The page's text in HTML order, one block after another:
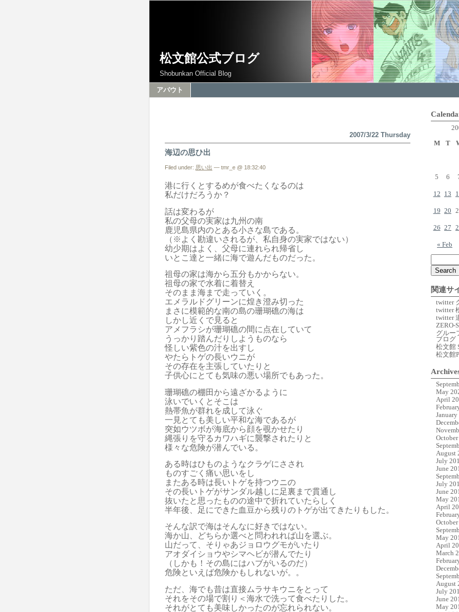
松文館公式ブログ
Shobunkan Official Blog
アバウト
2007/3/22 Thursday
海辺の思ひ出
Filed under: 思い出 — tmr_e @ 18:32:40
港に行くとするめが食べたくなるのは
私だけだろうか？
話は変わるが
私の父母の実家は九州の南
鹿児島県内のとある小さな島である。
（※よく勘違いされるが、私自身の実家ではない）
幼少期はよく、父母に連れられ帰省し
いとこ達と一緒に海で遊んだものだった。
祖母の家は海から五分もかからない。
祖母の家で水着に着替え
そのまま海まで走っていく。
エメラルドグリーンに煌き澄み切った
まさに模範的な南の島の珊瑚礁の海は
しかし近くで見ると
アメフラシが珊瑚礁の間に点在していて
うっかり踏んだりしようものなら
怪しい紫色の汁を出すし
やたらトゲの長いウニが
その存在を主張していたりと
子供心にとても気味の悪い場所でもあった。
珊瑚礁の棚田から遠ざかるように
泳いでいくとそこは
熱帯魚が群れを成して泳ぐ
一見とても美しい平和な海であるが
突如ウツボが海底から顔を覗かせたり
縄張りを守るカワハギに襲撃されたりと
様々な危険が潜んでいる。
ある時はひものようなクラゲにさされ
ものすごく痛い思いをし
またある時は長いトゲを持つウニの
その長いトゲがサンダル越しに足裏まで貫通し
抜いたと思ったものの途中で折れていたらしく
半年後、足にできた血豆から残りのトゲが出てきたりもした。
そんな訳で海はそんなに好きではない。
海か山、どちらか選べと問われれば山を選ぶ。
山だって、そりゃあジョロウグモがいたり
アオダイショウやシマヘビが潜んでたり
（しかも！その島にはハブがいるのだ）
危険といえば危険かもしれないが。。
ただ、海でも昔は直接ムラサキウニをとって
それをその場で割り＜海水で洗って食べたりした。
それがとても美味しかったのが忘れられない。
M
T
« Feb
5 6
12 13
19 20
26 27
関連サ
twitter
twitter
twitter
ZERO-
グルー
ブログ
松文館
松文館
May
April
August
July
June
July
June
May
April
May
April
March
August
July
June
May